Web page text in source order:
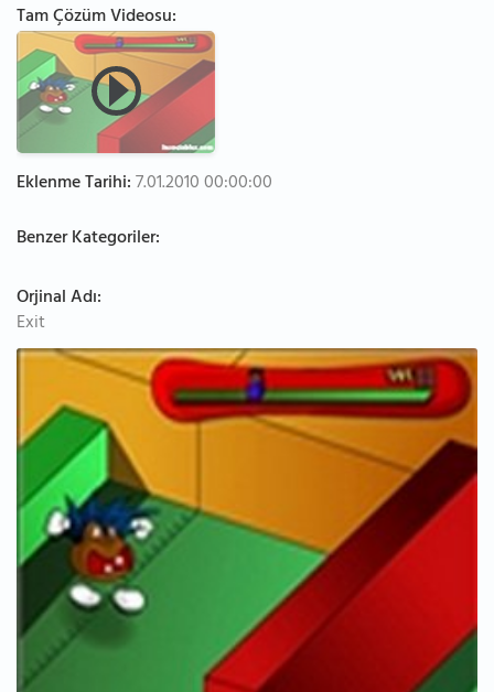
Tam Çözüm Videosu:
Eklenme Tarihi:7.01.2010 00:00:00
Benzer Kategoriler:
Orjinal Adı:
Exit